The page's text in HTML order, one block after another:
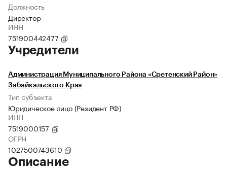
Должность
Директор
ИНН
751900442477
Учредители
Администрация Муниципального Района «Сретенский Район»
Забайкальского Края
Тип субъекта
Юридическое лицо (Резидент РФ)
ИНН
7519000157
ОГРН
1027500743610
Описание